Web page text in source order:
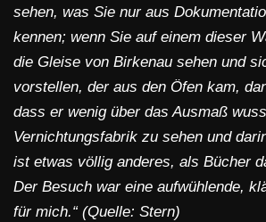
sehen, was Sie nur aus
kennen; wenn Sie auf einem dieser
die Gleise von Birkenau sehen und
vorstellen, der aus den Öfen kam,
dass er wenig über das Ausmaß
Vernichtungsfabrik zu sehen und
ist etwas völlig anderes, als Bücher
Der Besuch war eine aufwühlende,
für mich.“ (Quelle: Stern)